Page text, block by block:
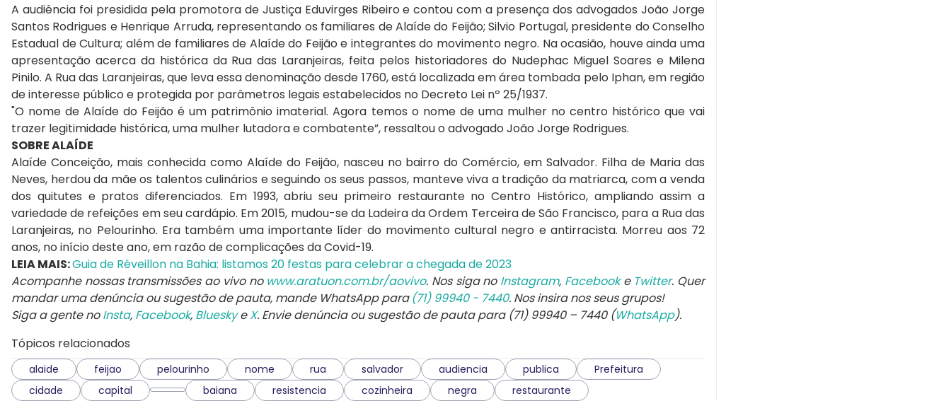
A audiência foi presidida pela promotora de Justiça Eduvirges Ribeiro e contou com a presença dos advogados João Jorge
Santos Rodrigues e Henrique Arruda, representando os familiares de Alaíde do Feijão; Silvio Portugal, presidente do Conselho
Estadual de Cultura; além de familiares de Alaíde do Feijão e integrantes do movimento negro. Na ocasião, houve ainda uma
apresentação acerca da histórica da Rua das Laranjeiras, feita pelos historiadores do Nudephac Miguel Soares e Milena
Pinilo. A Rua das Laranjeiras, que leva essa denominação desde 1760, está localizada em área tombada pelo Iphan, em região
de interesse público e protegida por parâmetros legais estabelecidos no Decreto Lei nº 25/1937.
"O nome de Alaíde do Feijão é um patrimônio imaterial. Agora temos o nome de uma mulher no centro histórico que vai
trazer legitimidade histórica, uma mulher lutadora e combatente”, ressaltou o advogado João Jorge Rodrigues.
SOBRE ALAÍDE
Alaíde Conceição, mais conhecida como Alaíde do Feijão, nasceu no bairro do Comércio, em Salvador. Filha de Maria das
Neves, herdou da mãe os talentos culinários e seguindo os seus passos, manteve viva a tradição da matriarca, com a venda
dos quitutes e pratos diferenciados. Em 1993, abriu seu primeiro restaurante no Centro Histórico, ampliando assim a
variedade de refeições em seu cardápio. Em 2015, mudou-se da Ladeira da Ordem Terceira de São Francisco, para a Rua das
Laranjeiras, no Pelourinho. Era também uma importante líder do movimento cultural negro e antirracista. Morreu aos 72
anos, no início deste ano, em razão de complicações da Covid-19.
LEIA MAIS:Guia de Réveillon na Bahia: listamos 20 festas para celebrar a chegada de 2023
Acompanhe nossas transmissões ao vivo no www.aratuon.com.br/aovivo. Nos siga no Instagram, Facebooke Twitter. Quer
mandar uma denúncia ou sugestão de pauta, mande WhatsApp para (71) 99940 - 7440. Nos insira nos seus grupos!
Siga a gente noInsta, Facebook, BlueskyeX. Envie denúncia ou sugestão de pauta para (71) 99940 – 7440 (WhatsApp).
Tópicos relacionados
alaide feijao pelourinho nome rua salvador audiencia publica
Prefeitura
cidade
capital baiana resistencia cozinheira negra restaurante